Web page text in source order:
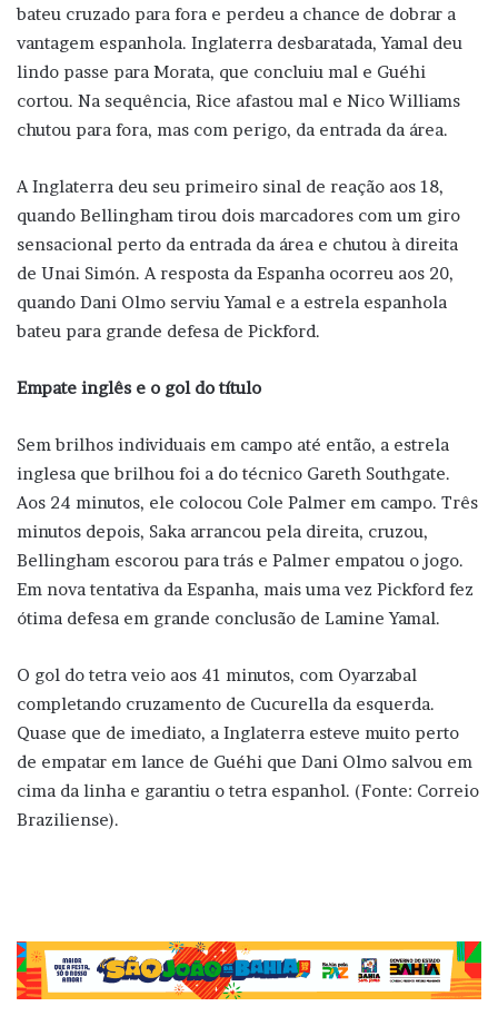
bateu cruzado para fora e perdeu a chance de dobrar a
vantagem espanhola. Inglaterra desbaratada, Yamal deu
lindo passe para Morata, que concluiu mal e Guéhi
cortou. Na sequência, Rice afastou mal e Nico Williams
chutou para fora, mas com perigo, da entrada da área.
A Inglaterra deu seu primeiro sinal de reação aos 18,
quando Bellingham tirou dois marcadores com um giro
sensacional perto da entrada da área e chutou à direita
de Unai Simón. A resposta da Espanha ocorreu aos 20,
quando Dani Olmo serviu Yamal e a estrela espanhola
bateu para grande defesa de Pickford.
Empate inglês e o gol do título
Sem brilhos individuais em campo até então, a estrela
inglesa que brilhou foi a do técnico Gareth Southgate.
Aos 24 minutos, ele colocou Cole Palmer em campo. Três
minutos depois, Saka arrancou pela direita, cruzou,
Bellingham escorou para trás e Palmer empatou o jogo.
Em nova tentativa da Espanha, mais uma vez Pickford fez
ótima defesa em grande conclusão de Lamine Yamal.
O gol do tetra veio aos 41 minutos, com Oyarzabal
completando cruzamento de Cucurella da esquerda.
Quase que de imediato, a Inglaterra esteve muito perto
de empatar em lance de Guéhi que Dani Olmo salvou em
cima da linha e garantiu o tetra espanhol. (Fonte: Correio
Braziliense).